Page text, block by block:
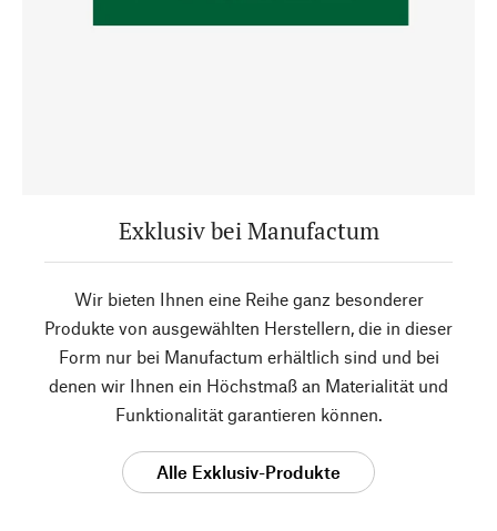
Exklusiv bei Manufactum
Wir bieten Ihnen eine Reihe ganz besonderer
Produkte von ausgewählten Herstellern, die in dieser
Form nur bei Manufactum erhältlich sind und bei
denen wir Ihnen ein Höchstmaß an Materialität und
Funktionalität garantieren können.
Alle Exklusiv-Produkte